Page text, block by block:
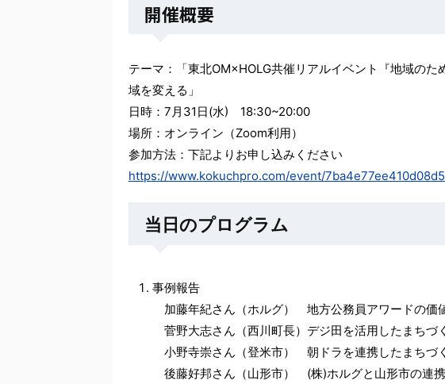
開催概要
テーマ：「東北OM×HOLG共催リアルイベント『地域の
域を変える」
日時：7月31日(水) 18:30~20:00
場所：オンライン（Zoom利用）
参加方法：下記よりお申し込みください
https://www.kokuchpro.com/event/
当日のプログラム
事例報告
加藤年紀さん（ホルグ） 地方公務員アワードの価
菅野大志さん（西川町長）デジ田を活用したまちづ
小野寺崇さん（登米市） 朝ドラを連携したまちづ
後藤好邦さん（山形市） (株)ホルグと山形市の連携